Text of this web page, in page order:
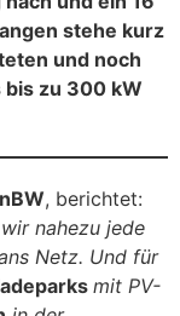
stehe kurz
und noch
zu 300 kW
, berichtet:
nahezu jede
Netz. Und für
mit PV-